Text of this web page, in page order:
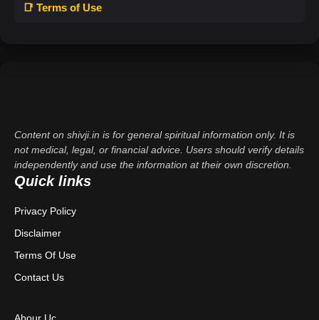
📑 Terms of Use
Content on shivji.in is for general spiritual information only. It is
not medical, legal, or financial advice. Users should verify details
independently and use the information at their own discretion.
Quick links
Privacy Policy
Disclaimer
Terms Of Use
Contact Us